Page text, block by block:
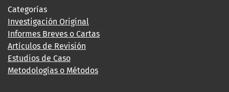
Categorías
Investigación Original
Informes Breves o Cartas
Artículos de Revisión
Estudios de Caso
Metodologías o Métodos